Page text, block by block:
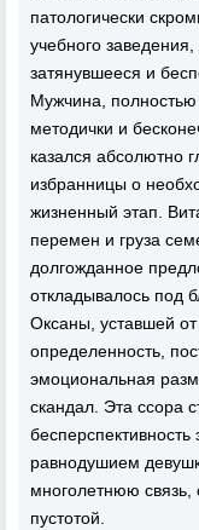
патологически
учебного
затянувшееся и
Мужчина, полностью
методички и
казался абсолютно
избранницы о
жизненный этап.
перемен и груза
долгожданное
откладывалось под
Оксаны, уставшей
определенность,
эмоциональная
скандал. Эта ссора
равнодушием
многолетнюю связь,
пустотой.